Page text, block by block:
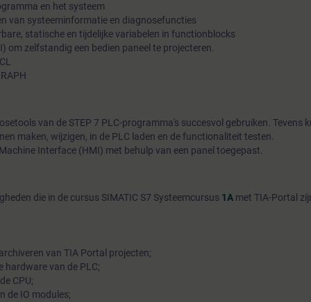
en het systeem
van systeeminformatie en diagnosefuncties
statische en tijdelijke variabelen in functionblocks
om zelfstandig een bedien paneel te projecteren.
van de STEP 7 PLC-programma's succesvol gebruiken. Tevens
maken, wijzigen, in de PLC laden en de functionaliteit testen.
Interface (HMI) met behulp van een panel toegepast.
die in de cursus SIMATIC S7 Systeemcursus 1A met TIA-Portal
van TIA Portal projecten;
hardware van de PLC;
CPU;
de IO modules;